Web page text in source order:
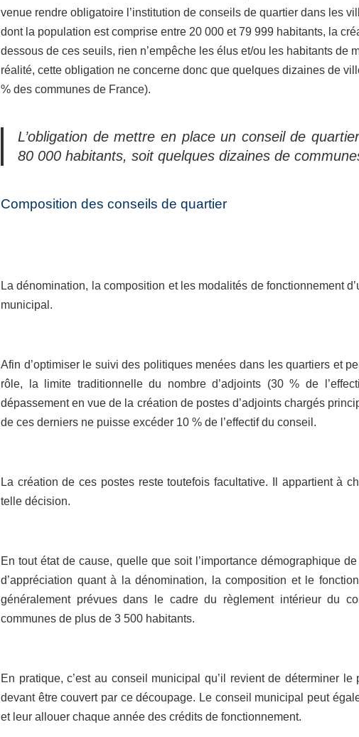
venue rendre obligatoire l’institution de conseils de quartier dans les
dont la population est comprise entre 20 000 et 79 999 habitants, la
dessous de ces seuils, rien n’empêche les élus et/ou les habitants de
réalité, cette obligation ne concerne donc que quelques dizaines de
% des communes de France).
L’obligation de mettre en place un conseil de
80 000 habitants, soit quelques dizaines de
Composition des conseils de quartier
La dénomination, la composition et les modalités de fonctionnement
municipal.
Afin d’optimiser le suivi des politiques menées dans les quartiers et
rôle, la limite traditionnelle du nombre d’adjoints (30 % de
dépassement en vue de la création de postes d’adjoints chargés
de ces derniers ne puisse excéder 10 % de l’effectif du conseil.
La création de ces postes reste toutefois facultative. Il appartient à
telle décision.
En tout état de cause, quelle que soit l’importance démographique
d’appréciation quant à la dénomination, la composition et le
généralement prévues dans le cadre du règlement intérieur du
communes de plus de 3 500 habitants.
En pratique, c’est au conseil municipal qu’il revient de déterminer
devant être couvert par ce découpage. Le conseil municipal peut
et leur allouer chaque année des crédits de fonctionnement.